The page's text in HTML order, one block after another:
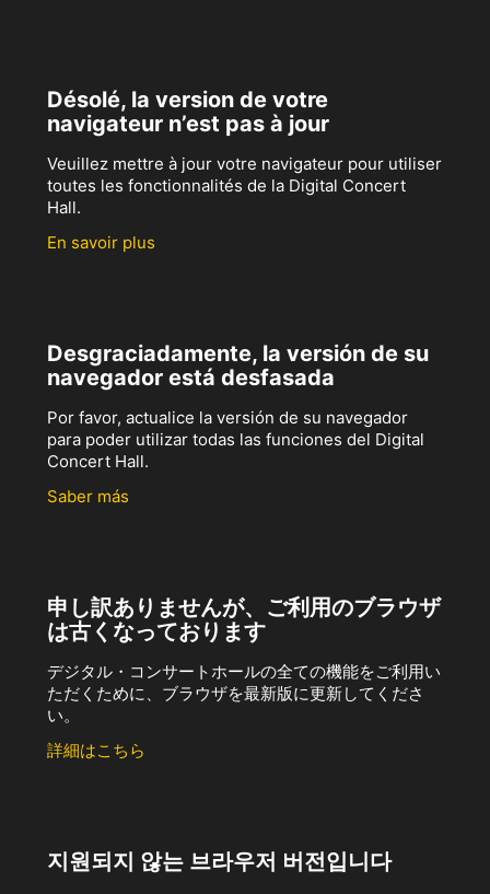
Désolé, la version de votre
navigateur n’est pas à jour
Veuillez mettre à jour votre navigateur pour utiliser
toutes les fonctionnalités de la Digital Concert
Hall.
En savoir plus
Desgraciadamente, la versión de su
navegador está desfasada
Por favor, actualice la versión de su navegador
para poder utilizar todas las funciones del Digital
Concert Hall.
Saber más
申し訳ありませんが、ご利用のブラウザ
は古くなっております
デジタル・コンサートホールの全ての機能をご利用い
ただくために、ブラウザを最新版に更新してくださ
い。
詳細はこちら
지원되지 않는 브라우저 버전입니다